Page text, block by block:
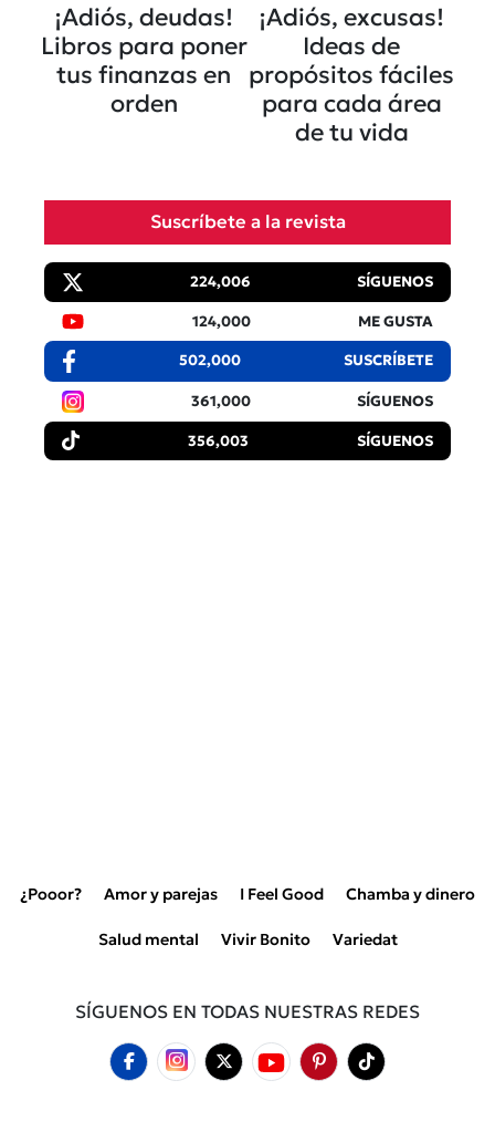
¡Adiós, deudas!
Libros para poner
tus finanzas en
orden
¡Adiós, excusas!
Ideas de
propósitos fáciles
para cada área
de tu vida
Suscríbete a la revista
224,006 SÍGUENOS
124,000 ME GUSTA
502,000 SUSCRÍBETE
361,000 SÍGUENOS
356,003 SÍGUENOS
¿Pooor? Amor y parejas I Feel Good Chamba y dinero
Salud mental Vivir Bonito Variedat
SÍGUENOS EN TODAS NUESTRAS REDES